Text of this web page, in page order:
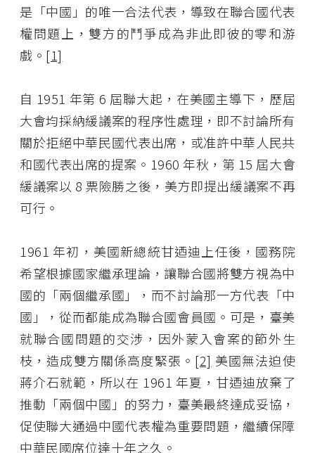
是「中國」的唯一合法代表，導致在聯合國代表
權問題上，雙方的鬥爭成為非此即彼的零和游
戲。 [1]
自 1951 年第 6 屆聯大起，在美國主導下，歷屆
大會均採納緩議案的程序性處理，即不討論所有
關於拒絕中華民國代表出席，或准許中華人民共
和國代表出席的提案。1960 年秋，第 15 屆大會
緩議案以 8 票險勝之後，美方即提出緩議案不再
可行。
1961 年初，美國新總統甘迺迪上任後，國務院
希望根據國家繼承理論，讓聯合國將雙方視為中
國的「兩個繼承國」，而不討論那一方代表「中
國」，從而都能成為聯合國會員國。可是，臺美
就聯合國問題的交涉，因外蒙入會案的節外生
枝，造成雙方關係高度緊張。 [2] 美國無法迫使
蔣介石就範，所以在 1961 年夏，甘迺迪放棄了
推動「兩個中國」的努力，臺美最終達成妥協，
促使聯大通過中國代表權為重要問題，繼續保障
中華民國席位達十年之久。